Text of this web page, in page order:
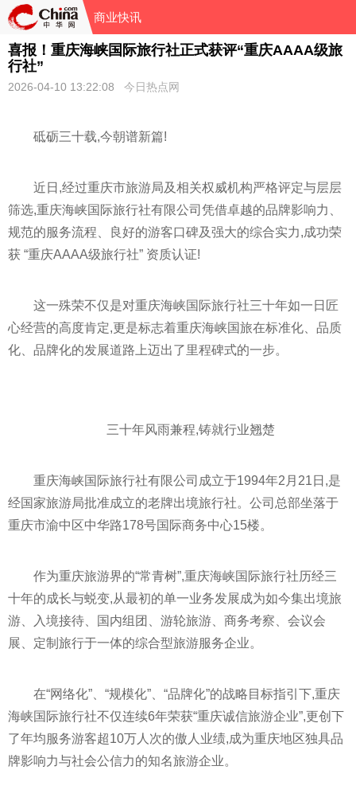
商业快讯
喜报！重庆海峡国际旅行社正式获评“重庆AAAA级旅
行社”
2026-04-10 13:22:08 今日热点网
砥砺三十载,今朝谱新篇!
近日,经过重庆市旅游局及相关权威机构严格评定与层层
筛选,重庆海峡国际旅行社有限公司凭借卓越的品牌影响力、
规范的服务流程、良好的游客口碑及强大的综合实力,成功荣
获 “重庆AAAA级旅行社” 资质认证!
这一殊荣不仅是对重庆海峡国际旅行社三十年如一日匠
心经营的高度肯定,更是标志着重庆海峡国旅在标准化、品质
化、品牌化的发展道路上迈出了里程碑式的一步。
三十年风雨兼程,铸就行业翘楚
重庆海峡国际旅行社有限公司成立于1994年2月21日,是
经国家旅游局批准成立的老牌出境旅行社。公司总部坐落于
重庆市渝中区中华路178号国际商务中心15楼。
作为重庆旅游界的“常青树”,重庆海峡国际旅行社历经三
十年的成长与蜕变,从最初的单一业务发展成为如今集出境旅
游、入境接待、国内组团、游轮旅游、商务考察、会议会
展、定制旅行于一体的综合型旅游服务企业。
在“网络化”、“规模化”、“品牌化”的战略目标指引下,重庆
海峡国际旅行社不仅连续6年荣获“重庆诚信旅游企业”,更创下
了年均服务游客超10万人次的傲人业绩,成为重庆地区独具品
牌影响力与社会公信力的知名旅游企业。